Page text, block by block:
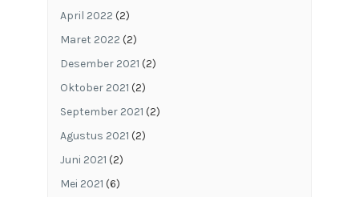
April 2022 (2)
Maret 2022 (2)
Desember 2021 (2)
Oktober 2021 (2)
September 2021 (2)
Agustus 2021 (2)
Juni 2021 (2)
Mei 2021 (6)